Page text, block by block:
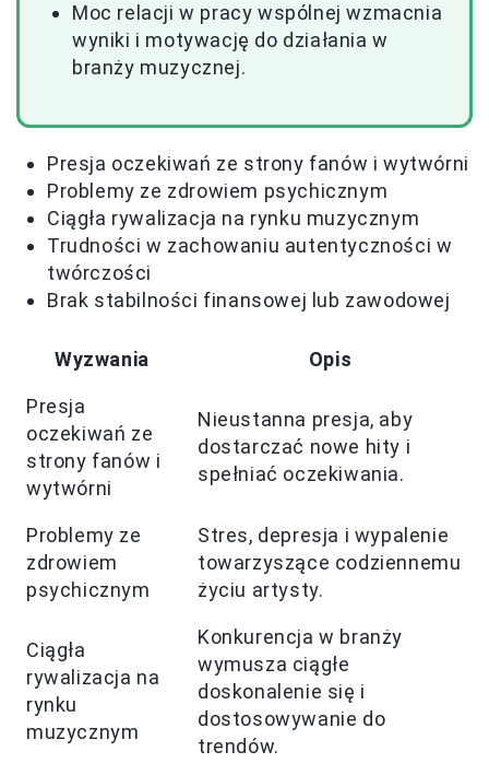
Moc relacji w pracy wspólnej wzmacnia
wyniki i motywację do działania w
branży muzycznej.
Presja oczekiwań ze strony fanów i wytwórni
Problemy ze zdrowiem psychicznym
Ciągła rywalizacja na rynku muzycznym
Trudności w zachowaniu autentyczności w
twórczości
Brak stabilności finansowej lub zawodowej
Wyzwania Opis
Presja
oczekiwań ze
strony fanów i
wytwórni
Nieustanna presja, aby
dostarczać nowe hity i
spełniać oczekiwania.
Problemy ze
zdrowiem
psychicznym
Stres, depresja i wypalenie
towarzyszące codziennemu
życiu artysty.
Ciągła
rywalizacja na
rynku
muzycznym
Konkurencja w branży
wymusza ciągłe
doskonalenie się i
dostosowywanie do
trendów.